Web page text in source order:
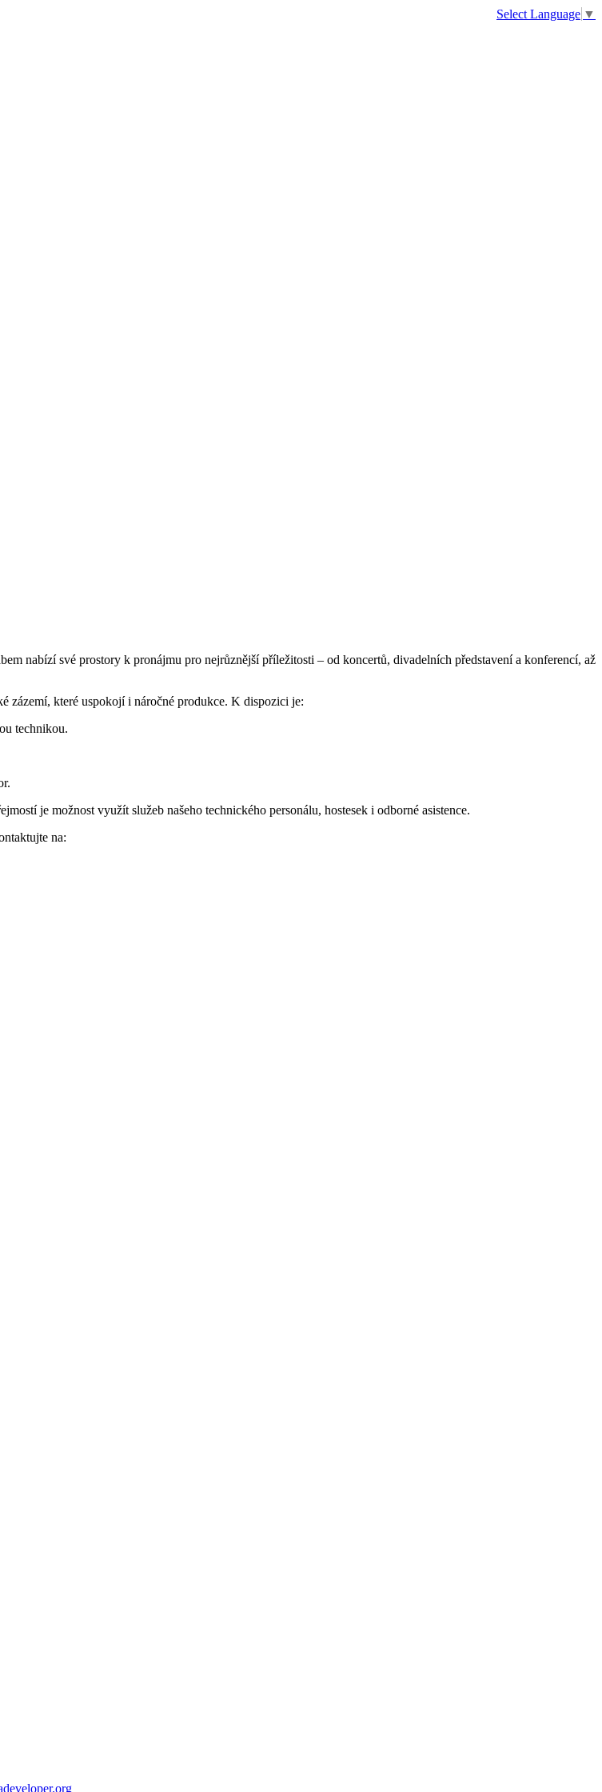
Select Language ▼
nabízí své prostory k pronájmu pro nejrůznější příležitosti – od koncertů, divadelních představení a konferencí, až
zázemí, které uspokojí i náročné produkce. K dispozici je:
technikou.
je možnost využít služeb našeho technického personálu, hostesek i odborné asistence.
na: